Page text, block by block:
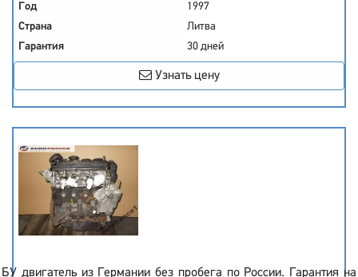
Год
1997
Страна
Литва
Гарантия
30 дней
Узнать цену
БУ двигатель из Германии без пробега по России. Гарантия на